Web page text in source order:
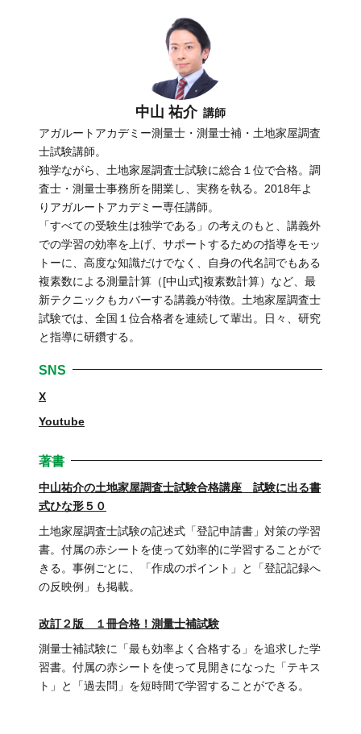
中山 祐介 講師
アガルートアカデミー測量士・測量士補・土地家屋調査
士試験講師。
独学ながら、土地家屋調査士試験に総合１位で合格。調
査士・測量士事務所を開業し、実務を執る。2018年よ
りアガルートアカデミー専任講師。
「すべての受験生は独学である」の考えのもと、講義外
での学習の効率を上げ、サポートするための指導をモッ
トーに、高度な知識だけでなく、自身の代名詞でもある
複素数による測量計算（[中山式]複素数計算）など、最
新テクニックもカバーする講義が特徴。土地家屋調査士
試験では、全国１位合格者を連続して輩出。日々、研究
と指導に研鑽する。
SNS
X
Youtube
著書
中山祐介の土地家屋調査士試験合格講座 試験に出る書
式ひな形５０
土地家屋調査士試験の記述式「登記申請書」対策の学習
書。付属の赤シートを使って効率的に学習することがで
きる。事例ごとに、「作成のポイント」と「登記記録へ
の反映例」も掲載。
改訂２版 １冊合格！測量士補試験
測量士補試験に「最も効率よく合格する」を追求した学
習書。付属の赤シートを使って見開きになった「テキス
ト」と「過去問」を短時間で学習することができる。